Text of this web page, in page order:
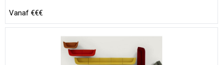
Vanaf €€€